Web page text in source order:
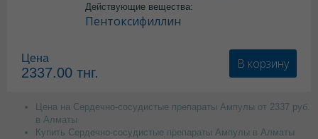
Действующие вещества:
Пентоксифиллин
Цена
2337.00 тнг.
В корзину
Цена на Сердечно-сосудистые препараты Ампулы от 2337 руб.
в Алматы
Купить Сердечно-сосудистые препараты Ампулы в Алматы